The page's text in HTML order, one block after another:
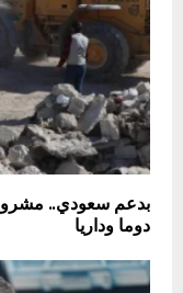
بدعم سعودي.. مشروع
دوما وداريا